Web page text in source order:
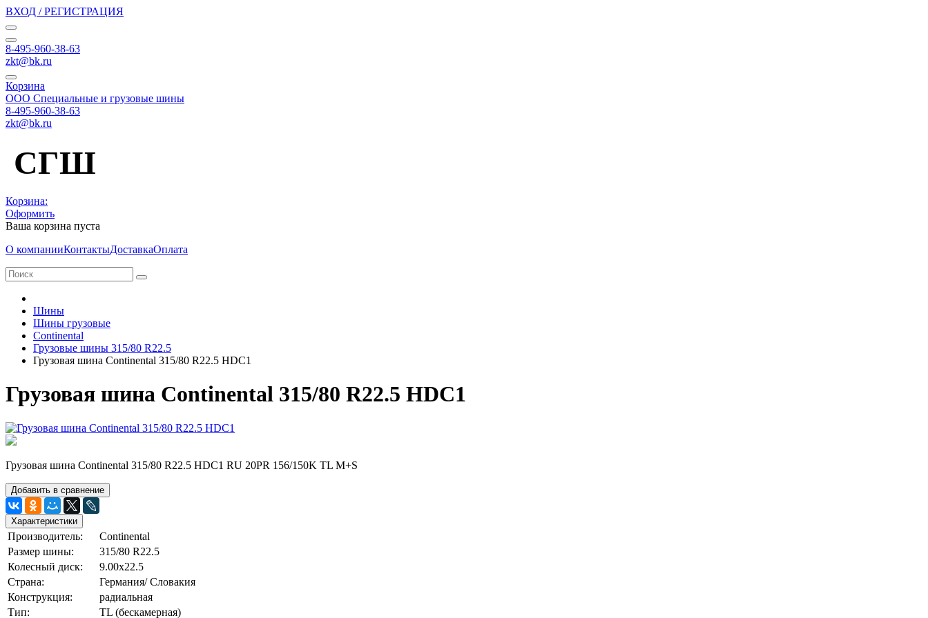
ВХОД / РЕГИСТРАЦИЯ
8-495-960-38-63
zkt@bk.ru
Корзина
ООО Специальные и грузовые шины
8-495-960-38-63
zkt@bk.ru
СГШ
Корзина:
Оформить
Ваша корзина пуста
О компанииКонтактыДоставкаОплата
Шины
Шины грузовые
Continental
Грузовые шины 315/80 R22.5
Грузовая шина Continental 315/80 R22.5 HDC1
Грузовая шина Continental 315/80 R22.5 HDC1
Грузовая шина Continental 315/80 R22.5 HDC1 RU 20PR 156/150K TL M+S
Добавить в сравнение
Характеристики
Производитель:
Continental
Размер шины:
315/80 R22.5
Колесный диск:
9.00х22.5
Страна:
Германия/ Словакия
Конструкция:
радиальная
Тип:
TL (бескамерная)